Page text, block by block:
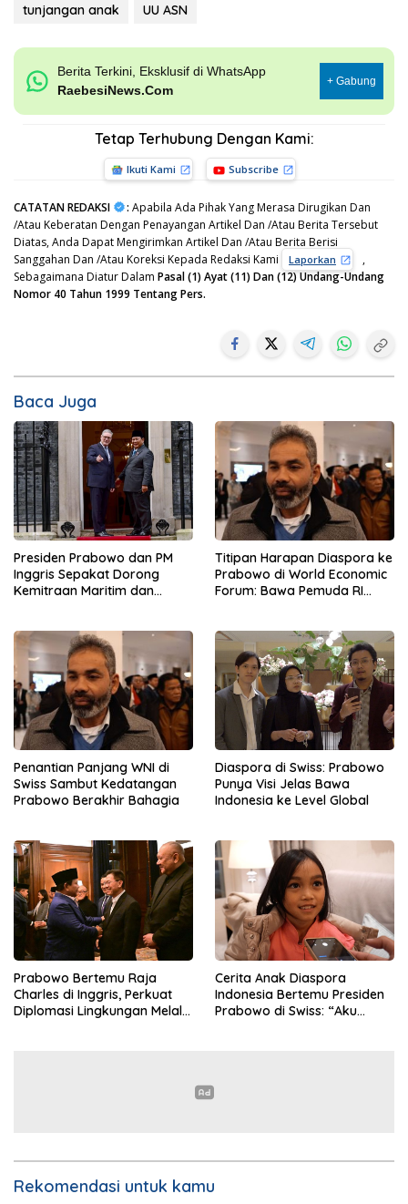
tunjangan anak
UU ASN
Berita Terkini, Eksklusif di WhatsApp
RaebesiNews.Com
+ Gabung
Tetap Terhubung Dengan Kami:
Ikuti Kami Subscribe
CATATAN REDAKSI : Apabila Ada Pihak Yang Merasa Dirugikan Dan
/Atau Keberatan Dengan Penayangan Artikel Dan /Atau Berita Tersebut
Diatas, Anda Dapat Mengirimkan Artikel Dan /Atau Berita Berisi
Sanggahan Dan /Atau Koreksi Kepada Redaksi Kami
Laporkan
,
Sebagaimana Diatur Dalam Pasal (1) Ayat (11) Dan (12) Undang-Undang
Nomor 40 Tahun 1999 Tentang Pers.
Baca Juga
Presiden Prabowo dan PM
Inggris Sepakat Dorong
Kemitraan Maritim dan
Titipan Harapan Diaspora ke
Prabowo di World Economic
Forum: Bawa Pemuda RI
Penantian Panjang WNI di
Swiss Sambut Kedatangan
Prabowo Berakhir Bahagia
Diaspora di Swiss: Prabowo
Punya Visi Jelas Bawa
Indonesia ke Level Global
Prabowo Bertemu Raja
Charles di Inggris, Perkuat
Diplomasi Lingkungan Melalui
Cerita Anak Diaspora
Indonesia Bertemu Presiden
Prabowo di Swiss: “Aku
Rekomendasi untuk kamu